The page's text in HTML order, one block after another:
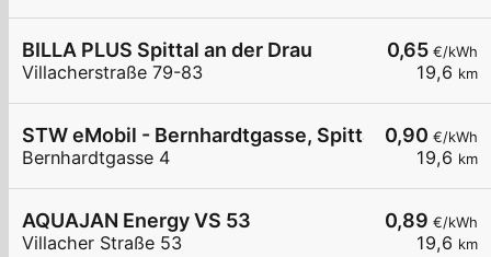
0,65 €/kWh
19,6 km
BILLA PLUS Spittal an der Drau
Villacherstraße 79-83
0,90 €/kWh
19,6 km
STW eMobil - Bernhardtgasse, Spittal
Bernhardtgasse 4
0,89 €/kWh
19,6 km
AQUAJAN Energy VS 53
Villacher Straße 53